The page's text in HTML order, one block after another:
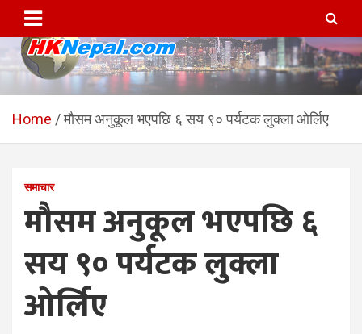
content
HKNepal.com – हङकङबाट
सञ्चालित पहिलो नेपाली अनलाईन
hknepal, hknepal.com, hk nepal, hk nepal com
Home मौसम अनुकूल भएपछि ६ सय ९० पर्यटक लुक्ला ओर्लिए
समाचार
मौसम अनुकूल भएपछि ६
सय ९० पर्यटक लुक्ला
ओर्लिए